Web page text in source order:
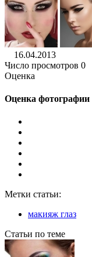
16.04.2013
Число просмотров 0
Оценка
Оценка фотографии
Метки статьи:
макияж глаз
Статьи по теме